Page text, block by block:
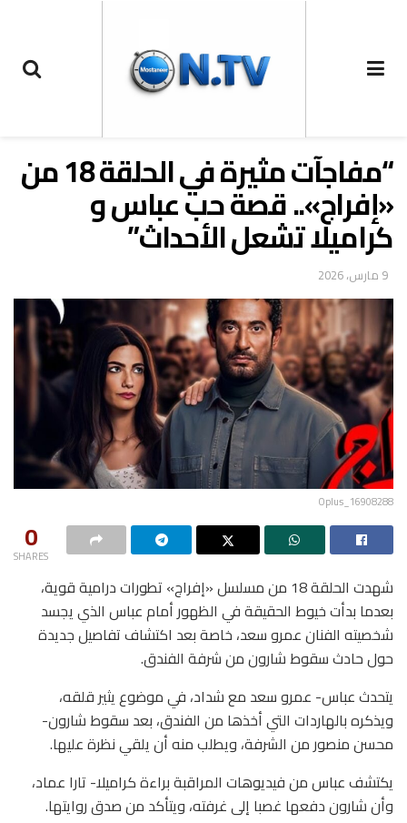
“مفاجآت مثيرة في الحلقة 18 من
«إفراج».. قصة حب عباس و
كراميلا تشعل الأحداث”
9 مارس، 2026
Oplus_16908288
0
SHARES
شهدت الحلقة 18 من مسلسل «إفراج» تطورات درامية قوية،
بعدما بدأت خيوط الحقيقة في الظهور أمام عباس الذي يجسد
شخصيته الفنان عمرو سعد، خاصة بعد اكتشاف تفاصيل جديدة
حول حادث سقوط شارون من شرفة الفندق.
يتحدث عباس- عمرو سعد مع شداد، في موضوع يثير قلقه،
ويذكره بالهاردات التي أخذها من الفندق، بعد سقوط شارون-
محسن منصور من الشرفة، ويطلب منه أن يلقي نظرة عليها.
يكتشف عباس من فيديوهات المراقبة براءة كراميلا- تارا عماد،
وأن شارون دفعها غصبا إلى غرفته، ويتأكد من صدق روايتها.